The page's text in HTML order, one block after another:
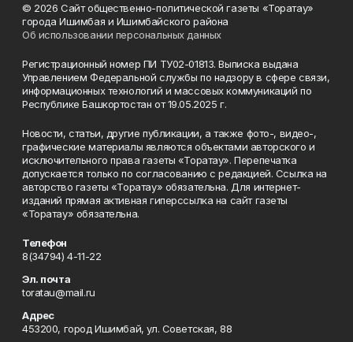
© 2026 Сайт общественно-политической газеты «Торатау»
города Ишимбая и Ишимбайского района
Об использовании персональных данных
Регистрационный номер ПИ ТУ02-01813. Выписка выдана
Управлением Федеральной службы по надзору в сфере связи,
информационных технологий и массовых коммуникаций по
Республике Башкортостан от 19.05.2025 г.
Новости, статьи, другие публикации, а также фото-, видео-,
графические материалы являются объектами авторского и
исключительного права газеты «Торатау». Перепечатка
допускается только по согласованию с редакцией. Ссылка на
авторство газеты «Торатау» обязательна. Для интернет-
изданий прямая активная гиперссылка на сайт газеты
«Торатау» обязательна.
Телефон
8(34794) 4-11-22
Эл. почта
toratau@mail.ru
Адрес
453200, город Ишимбай, ул. Советская, 88